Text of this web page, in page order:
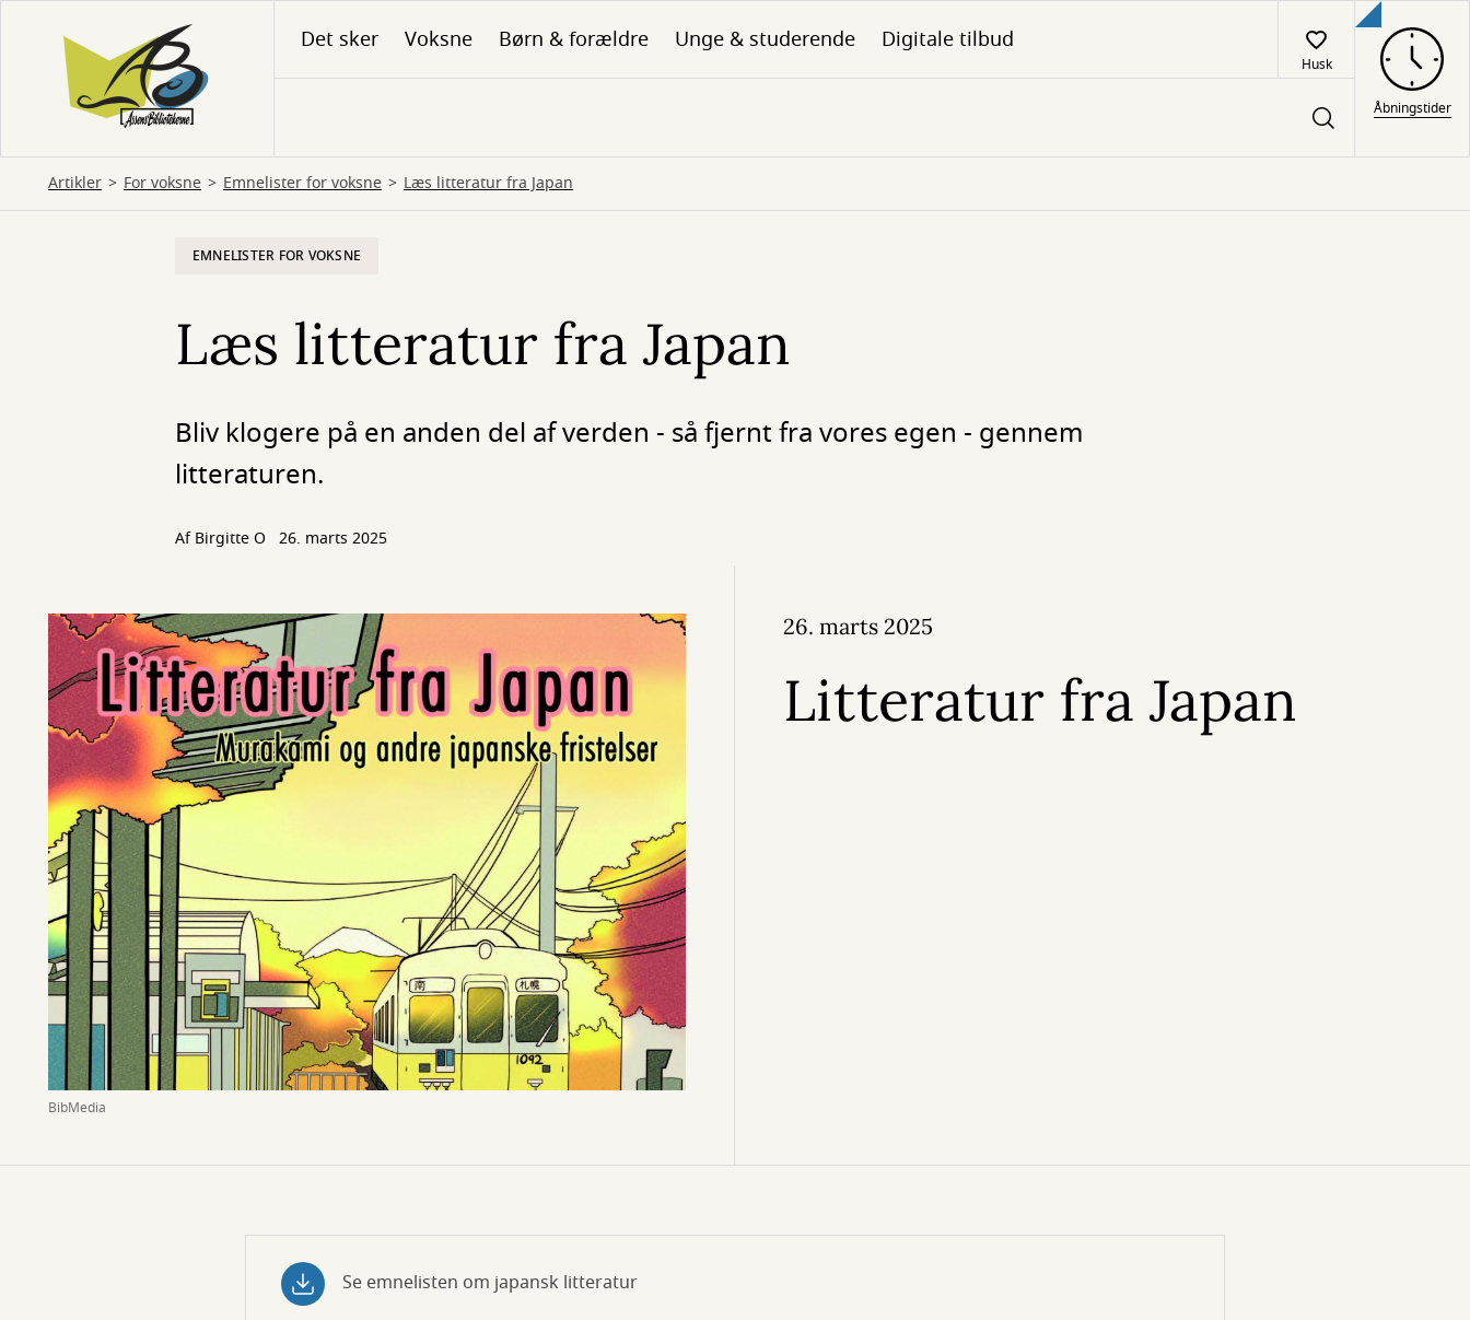
hovedindhold
Det sker Voksne Børn & forældre Unge & studerende Digitale tilbud
Husk
Åbningstider
Artikler For voksne Emnelister for voksne Læs litteratur fra Japan
EMNELISTER FOR VOKSNE
Læs litteratur fra Japan
Bliv klogere på en anden del af verden - så fjernt fra vores egen - gennem
litteraturen.
AfBirgitte O 26. marts 2025
BibMedia
26. marts 2025
Litteratur fra Japan
Se emnelisten om japansk litteratur